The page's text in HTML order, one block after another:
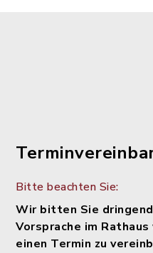
Bitte beachten Sie:
Wir bitten Sie
Vorsprache im
einen Termin zu